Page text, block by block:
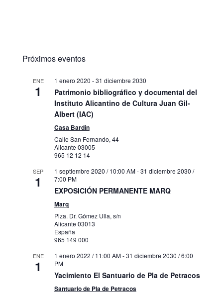
Próximos eventos
ENE
1
1 enero 2020 -31 diciembre 2030
Patrimonio bibliográfico y documental del
Instituto Alicantino de Cultura Juan Gil-
Albert (IAC)
Casa Bardín
Calle San Fernando, 44
Alicante 03005
965 12 12 14
SEP
1
1 septiembre 2020 / 10:00 AM-31 diciembre 2030 /
7:00 PM
EXPOSICIÓN PERMANENTE MARQ
Marq
Plza. Dr. Gómez Ulla, s/n
Alicante 03013
España
965 149 000
ENE
1
1 enero 2022 / 11:00 AM-31 diciembre 2030 / 6:00
PM
Yacimiento El Santuario de Pla de Petracos
Santuario de Pla de Petracos